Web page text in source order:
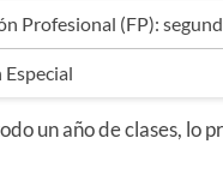
Profesional (FP):
Especial
un año de clases, lo